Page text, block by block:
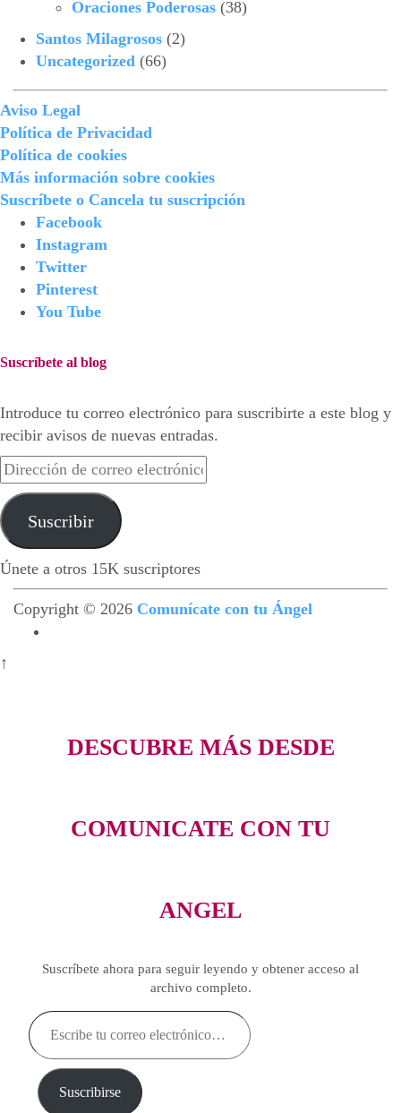
Oraciones Poderosas (38)
Santos Milagrosos (2)
Uncategorized (66)
Aviso Legal
Política de Privacidad
Política de cookies
Más información sobre cookies
Suscríbete o Cancela tu suscripción
Facebook
Instagram
Twitter
Pinterest
You Tube
Suscríbete al blog
Introduce tu correo electrónico para suscribirte a este blog y
recibir avisos de nuevas entradas.
Dirección
de
correo
electrónico
Suscribir
Únete a otros 15K suscriptores
Copyright © 2026 Comunícate con tu Ángel
↑
DESCUBRE MÁS DESDE
COMUNICATE CON TU
ANGEL
Suscríbete ahora para seguir leyendo y obtener acceso al
archivo completo.
Escribe
tu
correo
electrónico…
Suscribirse